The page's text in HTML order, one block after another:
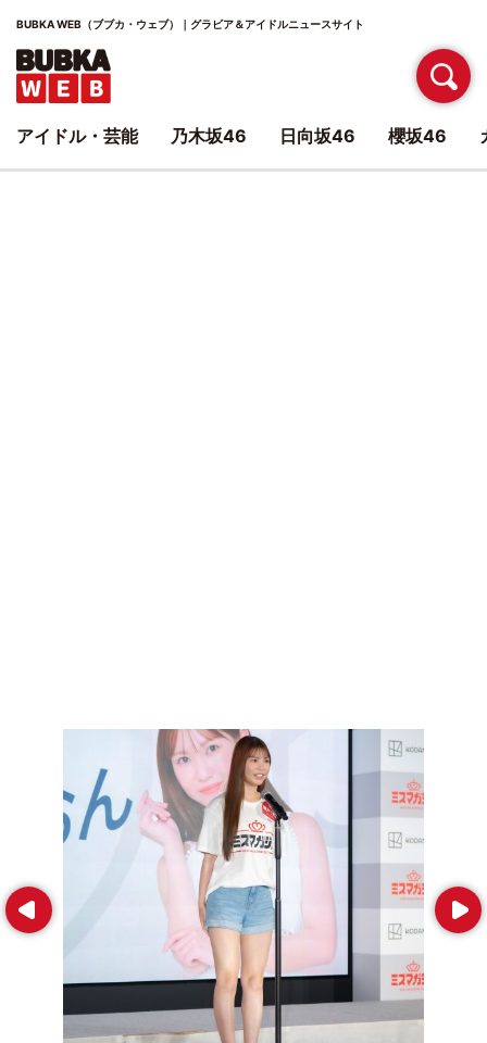
BUBKA WEB（ブブカ・ウェブ）｜グラビア＆アイドルニュースサイト
Prev Next
アイドル・芸能 乃木坂46 日向坂46 櫻坂46